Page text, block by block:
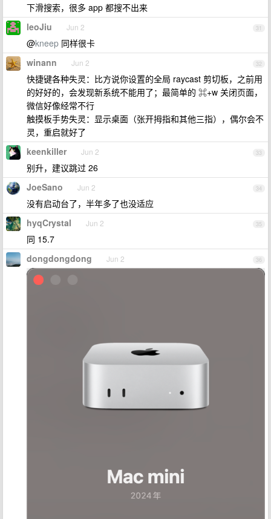
下滑搜索，很多 app 都搜不出来
31
leoJiu Jun 2
@kneep 同样很卡
32
winann Jun 2
快捷键各种失灵：比方说你设置的全局 raycast 剪切板，之前用
的好好的，会发现新系统不能用了；最简单的 ⌘+w 关闭页面，
微信好像经常不行
触摸板手势失灵：显示桌面（张开拇指和其他三指），偶尔会不
灵，重启就好了
33
keenkiller Jun 2
别升，建议跳过 26
34
JoeSano Jun 2
没有启动台了，半年多了也没适应
35
hyqCrystal Jun 2
同 15.7
36
dongdongdong Jun 2